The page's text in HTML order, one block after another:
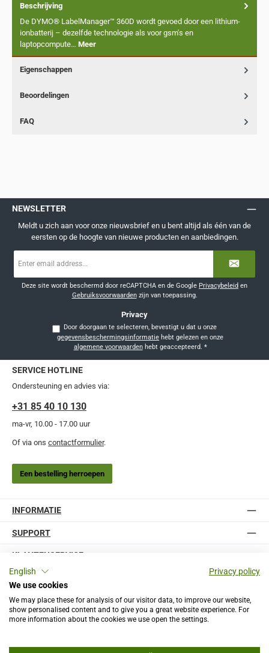
Beschrijving
De DYMO® LabelManager™ 360D wordt gevoed door een lithium-
ionbatterij – dezelfde technologie als voor gsm's en
laptopcompute… Meer
Eigenschappen
Beoordelingen
FAQ
NEWSLETTER
Meldt u zich aan voor onze nieuwsbrief en u bent altijd als één van de
eersten op de hoogte van nieuwe producten en aanbiedingen.
mailadres
Deze site wordt beschermd door reCAPTCHA en de Google Privacybeleid en
Gebruiksvoorwaardenzijn van toepassing.
Privacy
Door doorgaan te selecteren, bevestigt u dat u onze
gegevensbeschermingsinformatie
algemene voorwaardenhebt geaccepteerd. *
SERVICE HOTLINE
Ondersteuning en advies via:
+31 85 40 10 130
ma-vr, 10.00 - 17.00 uur
Of via ons contactformulier.
Een bestelling herroepen
INFORMATIE
SUPPORT
KLANTENSERVICE
Website
English
Privacy policy
We use cookies
We may place these for analysis of our visitor data, to improve our website,
show personalised content and to give you a great website experience. For
more information about the cookies we use open the settings.